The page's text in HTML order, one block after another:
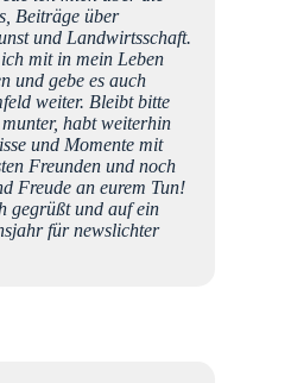
Beiträge über
und Landwirtsschaft.
mit in mein Leben
und gebe es auch
weiter. Bleibt bitte
habt weiterhin
und Momente mit
Freunden und noch
Freude an eurem Tun!
gegrüßt und auf ein
für newslichter